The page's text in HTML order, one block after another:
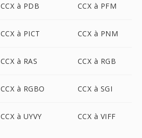
CCX à PDB CCX à PFM
CCX à PICT CCX à PNM
CCX à RAS CCX à RGB
CCX à RGBO CCX à SGI
CCX à UYVY CCX à VIFF